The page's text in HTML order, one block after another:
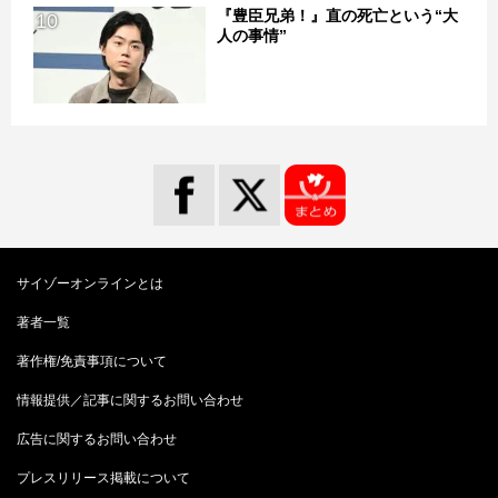
10
『豊臣兄弟！』直の死亡という“大
人の事情”
サイゾーオンラインとは
著者一覧
著作権/免責事項について
情報提供／記事に関するお問い合わせ
広告に関するお問い合わせ
プレスリリース掲載について